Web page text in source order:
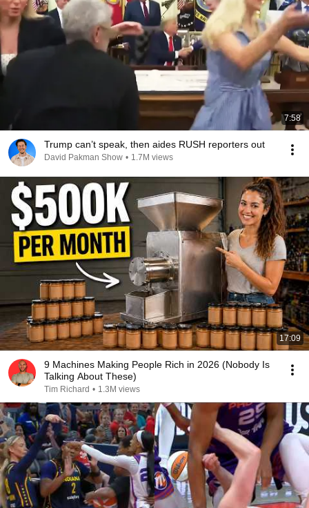
7:58
Trump can’t speak, then aides RUSH reporters out
David Pakman Show • 1.7M views
17:09
9 Machines Making People Rich in 2026 (Nobody Is
Talking About These)
Tim Richard • 1.3M views